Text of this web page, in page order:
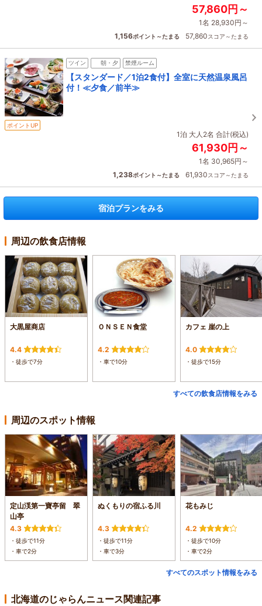
57,860円～
1名 28,930円～
1,156ポイント～たまる 57,860スコア～たまる
ツイン 朝・夕 禁煙ルーム
【スタンダード／1泊2食付】全室に天然温泉風呂
付！≪夕食／前半≫
ポイントUP
1泊 大人2名 合計(税込)
61,930円～
1名 30,965円～
1,238ポイント～たまる 61,930スコア～たまる
宿泊プランをみる
周辺の飲食店情報
大黒屋商店
4.4
・徒歩で7分
ＯＮＳＥＮ食堂
4.2
・車で10分
カフェ 崖の上
4.0
・徒歩で15分
すべての飲食店情報をみる
周辺のスポット情報
定山渓第一寶亭留 翠
山亭
4.3
・徒歩で11分
・車で2分
ぬくもりの宿ふる川
4.3
・徒歩で11分
・車で3分
花もみじ
4.2
・徒歩で10分
・車で2分
すべてのスポット情報をみる
北海道のじゃらんニュース関連記事